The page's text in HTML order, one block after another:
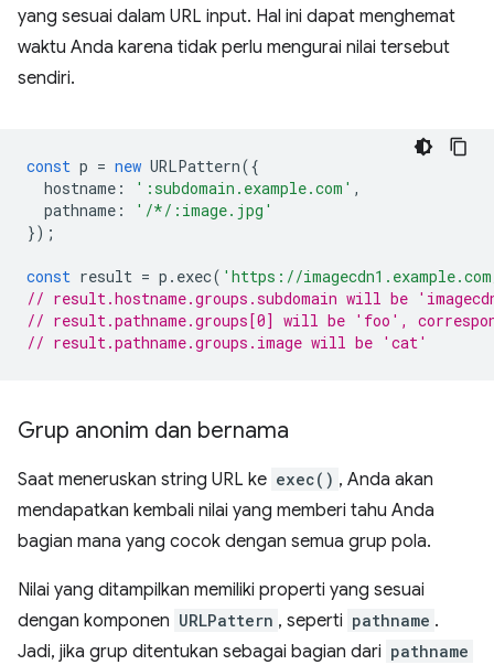
yang sesuai dalam URL input. Hal ini dapat menghemat
waktu Anda karena tidak perlu mengurai nilai tersebut
sendiri.
const p = new URLPattern({
hostname : ':subdomain.example.com' ,
pathname :
'/*/:image.jpg'
});
const result = p . exec( 'https://
// result.hostname.groups.subdomain will be
// result.pathname.groups[0] will be 'foo',
// result.pathname.groups.image will be 'cat'
Grup anonim dan bernama
Saat meneruskan string URL ke exec() , Anda akan
mendapatkan kembali nilai yang memberi tahu Anda
bagian mana yang cocok dengan semua grup pola.
Nilai yang ditampilkan memiliki properti yang sesuai
dengan komponen URLPattern , seperti pathname .
Jadi, jika grup ditentukan sebagai bagian dari pathname